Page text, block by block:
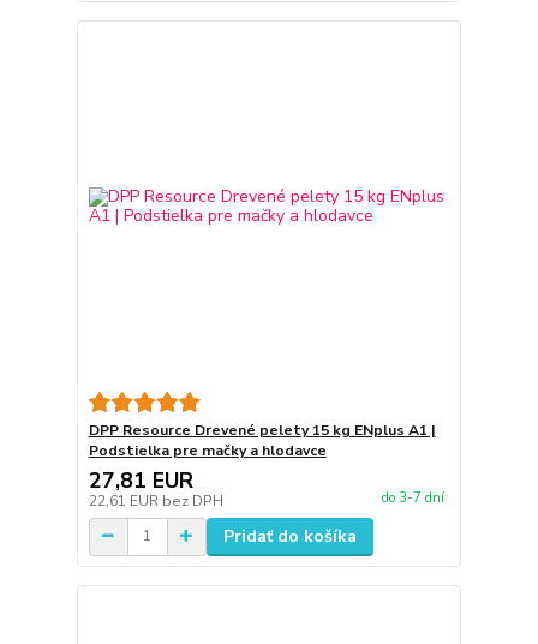
DPP Resource Drevené pelety 15 kg ENplus A1 |
Podstielka pre mačky a hlodavce
27,81 EUR
22,61 EUR bez DPH do 3-7 dní
Pridať do košíka